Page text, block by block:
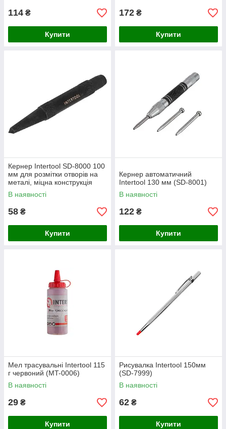
114 ₴
Купити
172 ₴
Купити
Кернер Intertool SD-8000 100
мм для розмітки отворів на
металі, міцна конструкція
В наявності
58 ₴
Купити
Кернер автоматичний
Intertool 130 мм (SD-8001)
В наявності
122 ₴
Купити
Мел трасувальні Intertool 115
г червоний (MT-0006)
В наявності
29 ₴
Купити
Рисувалка Intertool 150мм
(SD-7999)
В наявності
62 ₴
Купити